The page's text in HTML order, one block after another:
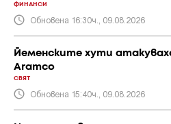
ФИНАНСИ
Обновена 16:30ч., 09.08.2026
Йеменските хути
Aramco
СВЯТ
Обновена 15:40ч., 09.08.2026